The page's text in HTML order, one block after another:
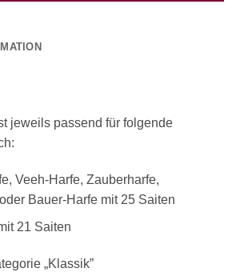
jeweils passend für folgende
Veeh-Harfe, Zauberharfe,
Bauer-Harfe mit 25 Saiten
21 Saiten
„Klassik”